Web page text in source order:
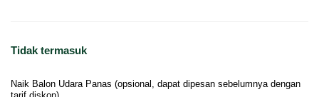
Tidak termasuk
Naik Balon Udara Panas (opsional, dapat dipesan sebelumnya dengan